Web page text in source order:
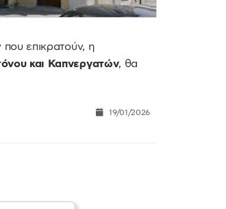
επικρατούν, η
και Καπνεργατών, θα
19/01/2026